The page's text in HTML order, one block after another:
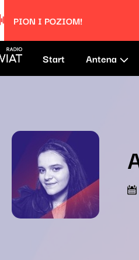
PION I POZIOM!
Start Antena